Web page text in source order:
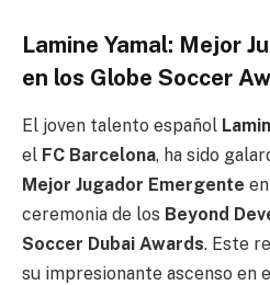
Lamine Yamal: Mejor
en los Globe Soccer
El joven talento español
el FC Barcelona, ha sido
Mejor Jugador Emergente
ceremonia de los Beyond
Soccer Dubai Awards. Este
su impresionante ascenso en